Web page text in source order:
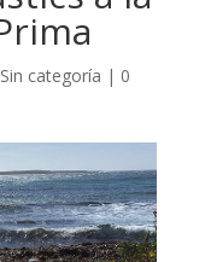
Sin categoría | 0